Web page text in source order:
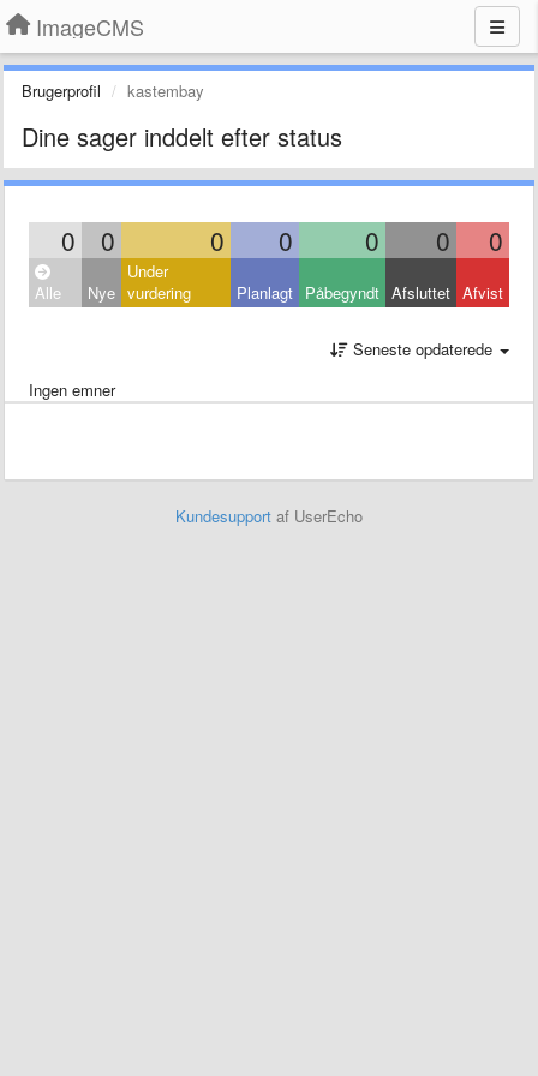
ImageCMS
Brugerprofil kastembay
Dine sager inddelt efter status
0 0 0 0 0 0 0
Alle Nye
Under
vurdering
Planlagt Påbegyndt Afsluttet Afvist
Seneste opdaterede
Ingen emner
Kundesupport af UserEcho